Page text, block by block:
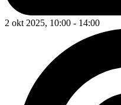
2 okt 2025, 10:00 - 14:00